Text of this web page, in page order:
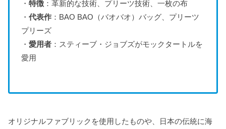
・ 特徴：革新的な技術、プリーツ技術、一枚の布
・ 代表作：BAO BAO（バオバオ）バッグ、プリーツ
プリーズ
・ 愛用者：スティーブ・ジョブズがモックタートルを
愛用
オリジナルファブリックを使用したものや、日本の伝統に海